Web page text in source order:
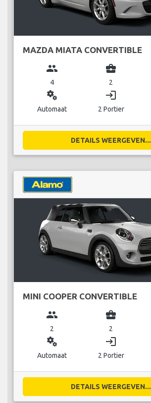
MAZDA MIATA CONVERTIBLE
group
4
business_center
2
miscellaneous_services
Automaat
login
2 Portier
DETAILS WEERGEVEN...
MINI COOPER CONVERTIBLE
group
2
business_center
2
miscellaneous_services
Automaat
login
2 Portier
DETAILS WEERGEVEN...